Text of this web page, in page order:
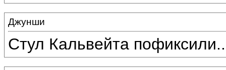
Джунши
Стул Кальвейта